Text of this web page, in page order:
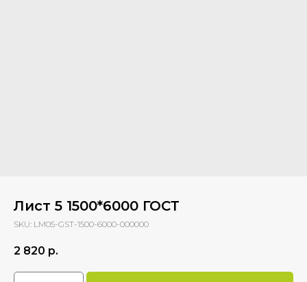
Лист 5 1500*6000 ГОСТ
SKU: LM05-GST-1500-6000-000000
2 820 р.